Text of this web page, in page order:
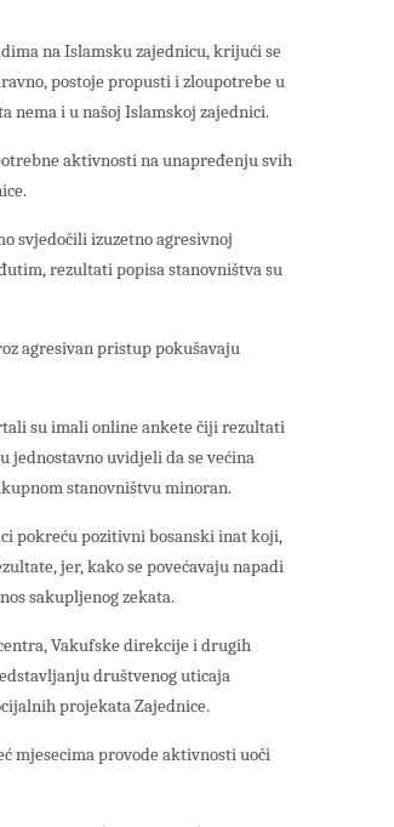
na Islamsku zajednicu, krijući se
postoje propusti i zloupotrebe u
nema i u našoj Islamskoj zajednici.
aktivnosti na unapređenju svih
svjedočili izuzetno agresivnoj
rezultati popisa stanovništva su
agresivan pristup pokušavaju
su imali online ankete čiji rezultati
jednostavno uvidjeli da se većina
stanovništvu minoran.
pokreću pozitivni bosanski inat koji,
jer, kako se povećavaju napadi
sakupljenog zekata.
Vakufske direkcije i drugih
društvenog uticaja
projekata Zajednice.
mjesecima provode aktivnosti uoči